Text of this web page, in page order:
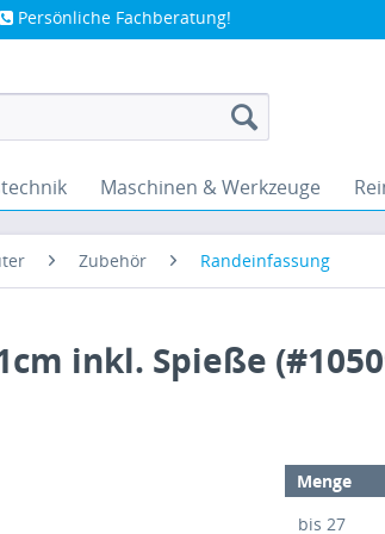
Persönliche Fachberatung!
Maschinen & Werkzeuge
Zubehör Randeinfassung
inkl. Spieße
Menge
bis27